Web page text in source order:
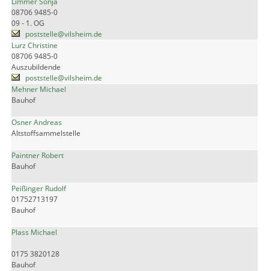
08706 9485-0
09 - 1. OG
poststelle@vilsheim.de
Lurz Christine
08706 9485-0
Auszubildende
poststelle@vilsheim.de
Mehner Michael
Bauhof
Osner Andreas
Altstoffsammelstelle
Paintner Robert
Bauhof
Peißinger Rudolf
01752713197
Bauhof
Plass Michael
0175 3820128
Bauhof